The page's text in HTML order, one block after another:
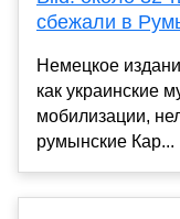
сбежали в
Немецкое
как украинские
мобилизации,
румынские Кар...